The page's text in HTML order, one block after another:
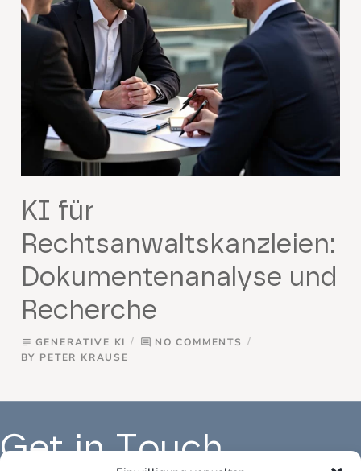
KI für
Rechtsanwaltskanzleien:
Dokumentenanalyse und
Recherche
subject GENERATIVE KI comment NO COMMENTS
BY PETER KRAUSE
Get in Touch